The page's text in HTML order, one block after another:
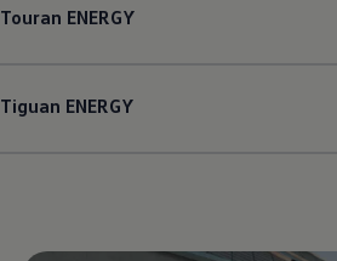
Touran ENERGY
Tiguan ENERGY